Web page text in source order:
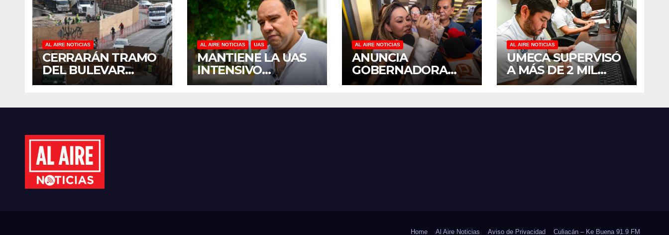
AL AIRE NOTICIAS
CERRARÁN TRAMO
DEL BULEVAR
PEDRO INFANTE
OBRAS ANTES DEL
AL AIRE NOTICIAS UAS
MANTIENE LA UAS
INTENSIVO
PROGRAMA DE
REHABILITACIÓN
AL AIRE NOTICIAS
ANUNCIA
GOBERNADORA
YERALDINE
REAPERTURA DEL
AL AIRE NOTICIAS
UMECA SUPERVISÓ
A MÁS DE 2 MIL
IMPUTADOS EN
EL PRIMER
Home Al Aire Noticias Aviso de Privacidad Culiacán – Ke Buena 91.9 FM